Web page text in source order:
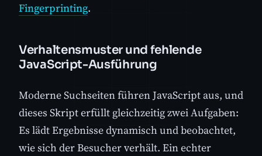
Fingerprinting.
Verhaltensmuster und fehlende
JavaScript-Ausführung
Moderne Suchseiten führen JavaScript aus, und
dieses Skript erfüllt gleichzeitig zwei Aufgaben:
Es lädt Ergebnisse dynamisch und beobachtet,
wie sich der Besucher verhält. Ein echter